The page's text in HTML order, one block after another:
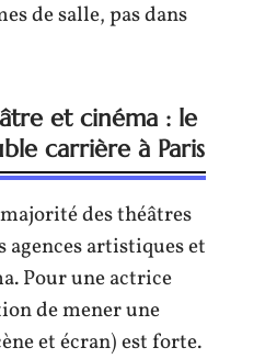
de salle, pas dans
et cinéma : le
carrière à Paris
des théâtres
agences artistiques et
Pour une actrice
de mener une
et écran) est forte.